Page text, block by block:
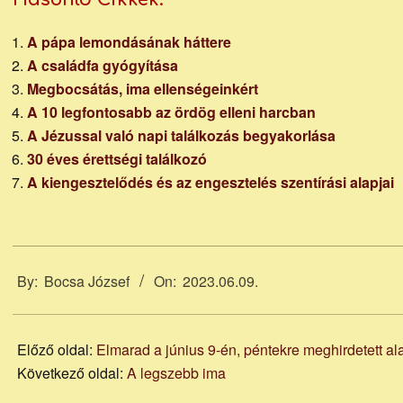
A pápa lemondásának háttere
A családfa gyógyítása
Megbocsátás, ima ellenségeinkért
A 10 legfontosabb az ördög elleni harcban
A Jézussal való napi találkozás begyakorlása
30 éves érettségi találkozó
A kiengesztelődés és az engesztelés szentírási alapjai
06-
By: Bocsa József On: 2023.06.09.
Előző oldal: Elmarad a június 9-én, péntekre meghirdetett
Következő oldal: A legszebb ima